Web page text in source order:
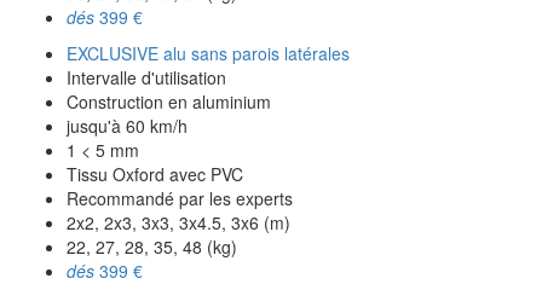
dés 399 €
EXCLUSIVE alu sans parois latérales
Intervalle d'utilisation
Construction en aluminium
jusqu'à 60 km/h
1 < 5 mm
Tissu Oxford avec PVC
Recommandé par les experts
2x2, 2x3, 3x3, 3x4.5, 3x6 (m)
22, 27, 28, 35, 48 (kg)
dés 399 €